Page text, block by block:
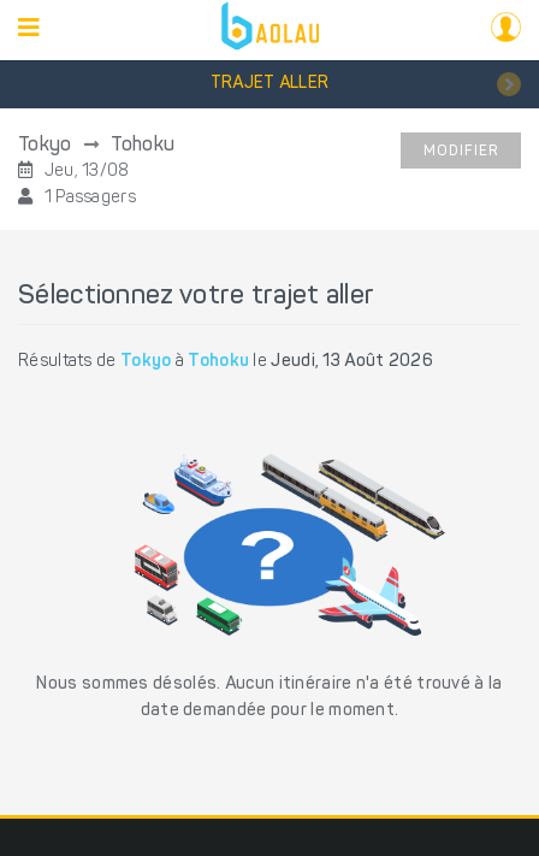
TRAJET ALLER
Tokyo Tohoku
Jeu, 13/08
1 Passagers
MODIFIER
Sélectionnez votre trajet aller
Résultats de Tokyo à Tohoku leJeudi, 13 Août 2026
Nous sommes désolés. Aucun itinéraire n'a été trouvé à la
date demandée pour le moment.